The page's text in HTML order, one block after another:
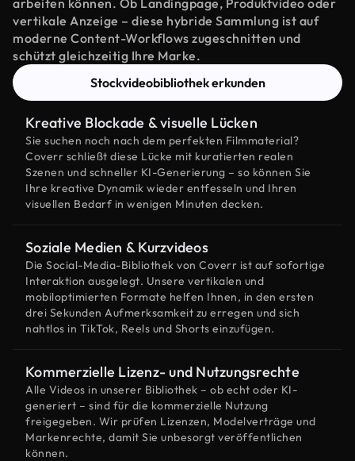
arbeiten können. Ob Landingpage, Produktvideo oder
vertikale Anzeige – diese hybride Sammlung ist auf
moderne Content-Workflows zugeschnitten und
schützt gleichzeitig Ihre Marke.
Stockvideobibliothek erkunden
Kreative Blockade & visuelle Lücken
Sie suchen noch nach dem perfekten Filmmaterial?
Coverr schließt diese Lücke mit kuratierten realen
Szenen und schneller KI-Generierung – so können Sie
Ihre kreative Dynamik wieder entfesseln und Ihren
visuellen Bedarf in wenigen Minuten decken.
Soziale Medien & Kurzvideos
Die Social-Media-Bibliothek von Coverr ist auf sofortige
Interaktion ausgelegt. Unsere vertikalen und
mobiloptimierten Formate helfen Ihnen, in den ersten
drei Sekunden Aufmerksamkeit zu erregen und sich
nahtlos in TikTok, Reels und Shorts einzufügen.
Kommerzielle Lizenz- und Nutzungsrechte
Alle Videos in unserer Bibliothek – ob echt oder KI-
generiert – sind für die kommerzielle Nutzung
freigegeben. Wir prüfen Lizenzen, Modelverträge und
Markenrechte, damit Sie unbesorgt veröffentlichen
können.